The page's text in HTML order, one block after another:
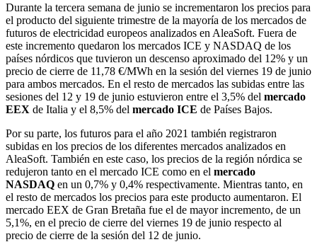
Durante la tercera semana de junio se incrementaron los precios para
el producto del siguiente trimestre de la mayoría de los mercados de
futuros de electricidad europeos analizados en AleaSoft. Fuera de
este incremento quedaron los mercados ICE y NASDAQ de los
países nórdicos que tuvieron un descenso aproximado del 12% y un
precio de cierre de 11,78 €/MWh en la sesión del viernes 19 de junio
para ambos mercados. En el resto de mercados las subidas entre las
sesiones del 12 y 19 de junio estuvieron entre el 3,5% del mercado
EEX de Italia y el 8,5% del mercado ICE de Países Bajos.
Por su parte, los futuros para el año 2021 también registraron
subidas en los precios de los diferentes mercados analizados en
AleaSoft. También en este caso, los precios de la región nórdica se
redujeron tanto en el mercado ICE como en el mercado
NASDAQ en un 0,7% y 0,4% respectivamente. Mientras tanto, en
el resto de mercados los precios para este producto aumentaron. El
mercado EEX de Gran Bretaña fue el de mayor incremento, de un
5,1%, en el precio de cierre del viernes 19 de junio respecto al
precio de cierre de la sesión del 12 de junio.